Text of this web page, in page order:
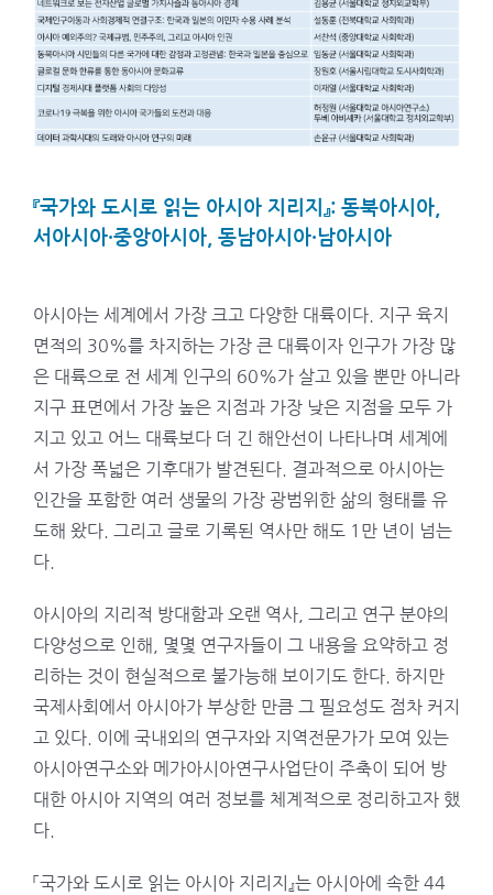
『국가와 도시로 읽는 아시아 지리지 』: 동북아시아,
서아시아·중앙아시아, 동남아시아·남아시아
아시아는 세계에서 가장 크고 다양한 대륙이다. 지구 육지
면적의 30%를 차지하는 가장 큰 대륙이자 인구가 가장 많
은 대륙으로 전 세계 인구의 60%가 살고 있을 뿐만 아니라
지구 표면에서 가장 높은 지점과 가장 낮은 지점을 모두 가
지고 있고 어느 대륙보다 더 긴 해안선이 나타나며 세계에
서 가장 폭넓은 기후대가 발견된다. 결과적으로 아시아는
인간을 포함한 여러 생물의 가장 광범위한 삶의 형태를 유
도해 왔다. 그리고 글로 기록된 역사만 해도 1만 년이 넘는
다.
아시아의 지리적 방대함과 오랜 역사, 그리고 연구 분야의
다양성으로 인해, 몇몇 연구자들이 그 내용을 요약하고 정
리하는 것이 현실적으로 불가능해 보이기도 한다. 하지만
국제사회에서 아시아가 부상한 만큼 그 필요성도 점차 커지
고 있다. 이에 국내외의 연구자와 지역전문가가 모여 있는
아시아연구소와 메가아시아연구사업단이 주축이 되어 방
대한 아시아 지역의 여러 정보를 체계적으로 정리하고자 했
다.
「국가와 도시로 읽는 아시아 지리지』는 아시아에 속한 44